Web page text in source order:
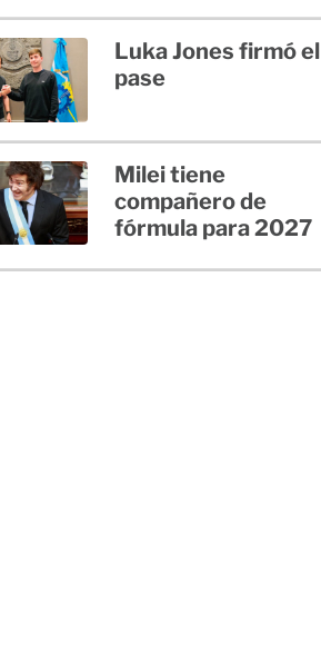
Luka Jones firmó el
pase
Milei tiene
compañero de
fórmula para 2027